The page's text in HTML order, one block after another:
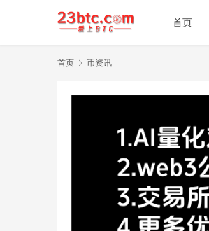
首页
首页 币资讯